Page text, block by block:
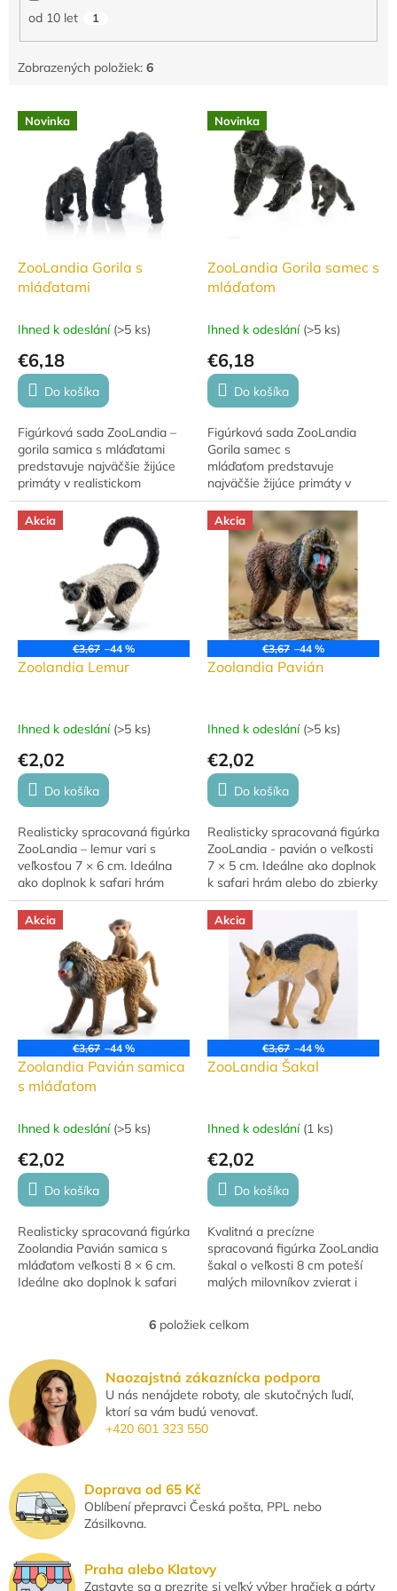
od 10 let 1
Zobrazených položiek: 6
V
d
Novinka
ZooLandia Gorila s
mláďatami
Ihned k odeslání (>5 ks)
€6,18
Do košíka
Figúrková sada ZooLandia –
gorila samica s mláďatami
predstavuje najväčšie žijúce
primáty v realistickom
prevedení. Veľkosť figúrky je 8
× 7 cm. Ideálna ako doplnok k
safari...
Novinka
ZooLandia Gorila samec s
mláďaťom
Ihned k odeslání (>5 ks)
€6,18
Do košíka
Figúrková sada ZooLandia
Gorila samec s
mláďaťom predstavuje
najväčšie žijúce primáty v
realistickom prevedení.
Veľkosť figúrky je 8 × 7 cm.
Ideálna ako doplnok k safari...
Akcia
€3,67 –44 %
Zoolandia Lemur
Ihned k odeslání (>5 ks)
€2,02
Do košíka
Realisticky spracovaná figúrka
ZooLandia – lemur vari s
veľkosťou 7 × 6 cm. Ideálna
ako doplnok k safari hrám
alebo do zbierky zvierat.
Hračka je vhodná pre deti od
3 rokov....
Akcia
€3,67 –44 %
Zoolandia Pavián
Ihned k odeslání (>5 ks)
€2,02
Do košíka
Realisticky spracovaná figúrka
ZooLandia - pavián o veľkosti
7 × 5 cm. Ideálne ako doplnok
k safari hrám alebo do zbierky
zvierat. Hračka je vhodná pre
deti od 3 rokov....
Akcia
€3,67 –44 %
Zoolandia Pavián samica
s mláďaťom
Ihned k odeslání (>5 ks)
€2,02
Do košíka
Realisticky spracovaná figúrka
Zoolandia Pavián samica s
mláďaťom veľkosti 8 × 6 cm.
Ideálne ako doplnok k safari
Akcia
€3,67 –44 %
ZooLandia Šakal
Ihned k odeslání (1 ks)
€2,02
Do košíka
Kvalitná a precízne
spracovaná figúrka ZooLandia
šakal o veľkosti 8 cm poteší
malých milovníkov zvierat i
divokých...
O
á
d
a
c
p
r
v
v
ý
6položiek celkom
Naozajstná zákaznícka podpora
U nás nenájdete roboty, ale skutočných ľudí,
ktorí sa vám budú venovať.
+420 601 323 550
Doprava od 65 Kč
Oblíbení přepravci Česká pošta, PPL nebo
Zásilkovna.
Praha alebo Klatovy
Zastavte sa a prezrite si veľký výber hračiek a párty